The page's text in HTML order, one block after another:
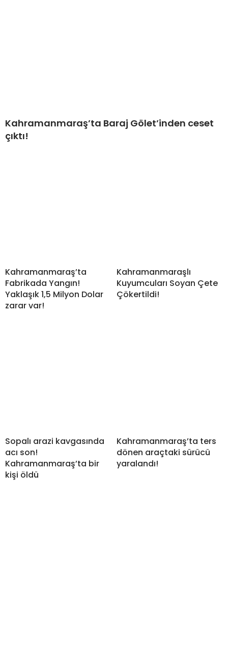
Kahramanmaraş’ta Baraj Gölet’inden ceset
çıktı!
Kahramanmaraş’ta
Fabrikada Yangın!
Yaklaşık 1,5 Milyon Dolar
zarar var!
Kahramanmaraşlı
Kuyumcuları Soyan Çete
Çökertildi!
Sopalı arazi kavgasında
acı son!
Kahramanmaraş’ta bir
kişi öldü
Kahramanmaraş’ta ters
dönen araçtaki sürücü
yaralandı!